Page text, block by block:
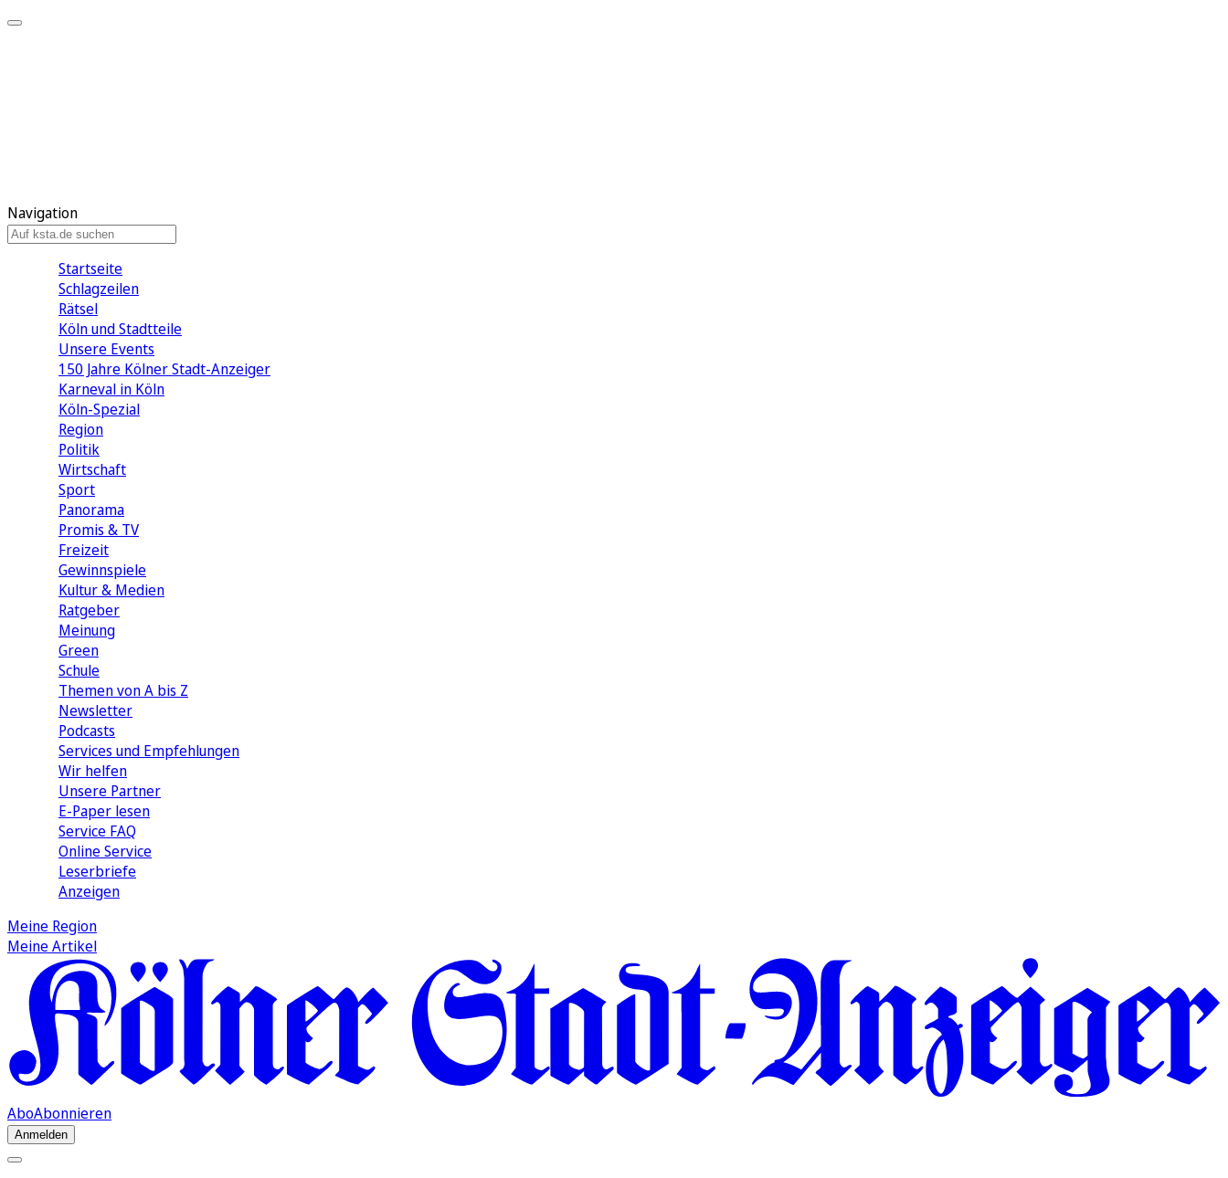
Navigation
Startseite
Schlagzeilen
Rätsel
Köln und Stadtteile
Unsere Events
150 Jahre Kölner Stadt-Anzeiger
Karneval in Köln
Köln-Spezial
Region
Politik
Wirtschaft
Sport
Panorama
Promis & TV
Freizeit
Gewinnspiele
Kultur & Medien
Ratgeber
Meinung
Green
Schule
Themen von A bis Z
Newsletter
Podcasts
Services und Empfehlungen
Wir helfen
Unsere Partner
E-Paper lesen
Service FAQ
Online Service
Leserbriefe
Anzeigen
Meine Region
Meine Artikel
AboAbonnieren
Anmelden